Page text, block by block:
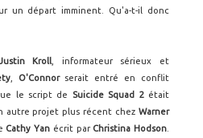
un départ imminent. Qu'a-t-il donc
Kroll , informateur sérieux et
, O'Connorserait entré en conflit
le script de Suicide Squad 2était
autre projet plus récent chez Warner
Cathy Yan écrit par Christina Hodson